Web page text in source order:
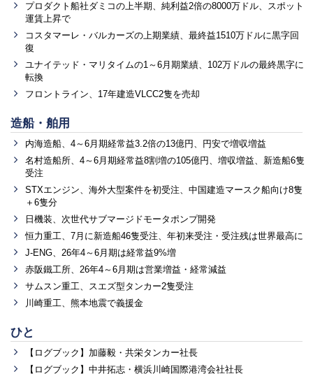
プロダクト船社ダミコの上半期、純利益2倍の8000万ドル、スポット
運賃上昇で
コスタマーレ・バルカーズの上期業績、最終益1510万ドルに黒字回
復
ユナイテッド・マリタイムの1～6月期業績、102万ドルの最終黒字に
転換
フロントライン、17年建造VLCC2隻を売却
造船・舶用
内海造船、4～6月期経常益3.2倍の13億円、円安で増収増益
名村造船所、4～6月期経常益8割増の105億円、増収増益、新造船6隻
受注
STXエンジン、海外大型案件を初受注、中国建造マースク船向け8隻
＋6隻分
日機装、次世代サブマージドモータポンプ開発
恒力重工、7月に新造船46隻受注、年初来受注・受注残は世界最高に
J-ENG、26年4～6月期は経常益9%増
赤阪鐵工所、26年4～6月期は営業増益・経常減益
サムスン重工、スエズ型タンカー2隻受注
川崎重工、熊本地震で義援金
ひと
【ログブック】加藤毅・共栄タンカー社長
【ログブック】中井拓志・横浜川崎国際港湾会社社長